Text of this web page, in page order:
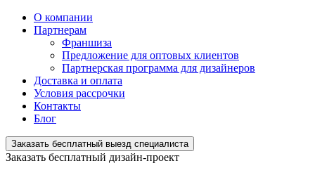
О компании
Партнерам
Франшиза
Предложение для оптовых клиентов
Партнерская программа для дизайнеров
Доставка и оплата
Условия рассрочки
Контакты
Блог
Заказать бесплатный выезд специалиста
Заказать бесплатный дизайн-проект